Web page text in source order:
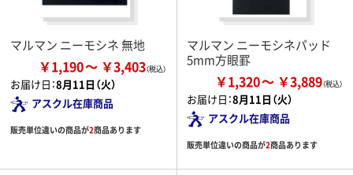
マルマン ニーモシネ 無地
￥1,190 ￥3,403
お届け日：8月11日（火）
アスクル在庫商品
販売単位違いの商品が2商品あります
マルマン ニーモシネパッド
5mm方眼罫
￥1,320 ￥3,889
お届け日：8月11日（火）
アスクル在庫商品
販売単位違いの商品が2商品あります